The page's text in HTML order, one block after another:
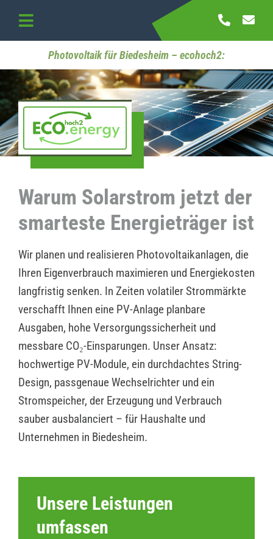
content
Toggle
Navigation
Startseite
Referenzen
Kontakt
Photovoltaik für Biedesheim – ecohoch2:
Warum Solarstrom jetzt der
smarteste Energieträger ist
Wir planen und realisieren Photovoltaikanlagen, die
Ihren Eigenverbrauch maximieren und Energiekosten
langfristig senken. In Zeiten volatiler Strommärkte
verschafft Ihnen eine PV-Anlage planbare
Ausgaben, hohe Versorgungssicherheit und
messbare CO₂-Einsparungen. Unser Ansatz:
hochwertige PV-Module, ein durchdachtes String-
Design, passgenaue Wechselrichter und ein
Stromspeicher, der Erzeugung und Verbrauch
sauber ausbalanciert – für Haushalte und
Unternehmen in Biedesheim.
Unsere Leistungen
umfassen